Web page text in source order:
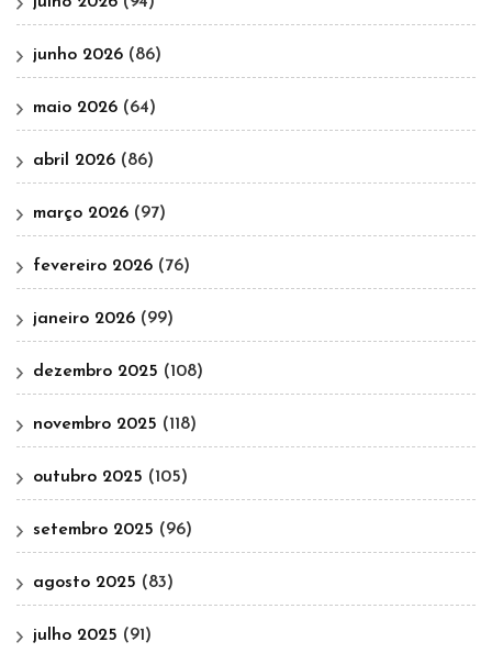
junho 2026 (86)
maio 2026 (64)
abril 2026 (86)
março 2026 (97)
fevereiro 2026 (76)
janeiro 2026 (99)
dezembro 2025 (108)
novembro 2025 (118)
outubro 2025 (105)
setembro 2025 (96)
agosto 2025 (83)
julho 2025 (91)